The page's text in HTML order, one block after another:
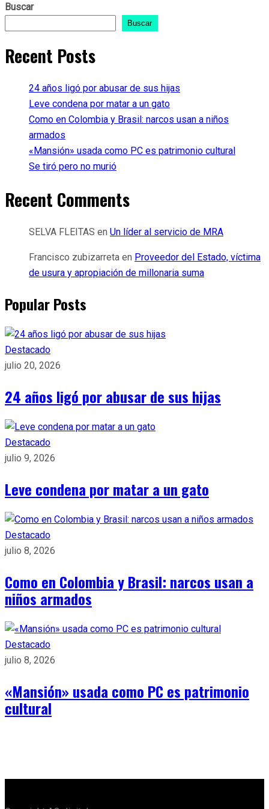
Buscar
Buscar
Recent Posts
24 años ligó por abusar de sus hijas
Leve condena por matar a un gato
Como en Colombia y Brasil: narcos usan a niños
armados
«Mansión» usada como PC es patrimonio cultural
Se tiró pero no murió
Recent Comments
SELVA FLEITAS en Un líder al servicio de MRA
Francisco zubizarreta en Proveedor del Estado, víctima
de usura y apropiación de millonaria suma
Popular Posts
Destacado
julio 20, 2026
24 años ligó por abusar de sus hijas
Destacado
julio 9, 2026
Leve condena por matar a un gato
Destacado
julio 8, 2026
Como en Colombia y Brasil: narcos usan a
niños armados
Destacado
julio 8, 2026
«Mansión» usada como PC es patrimonio
cultural